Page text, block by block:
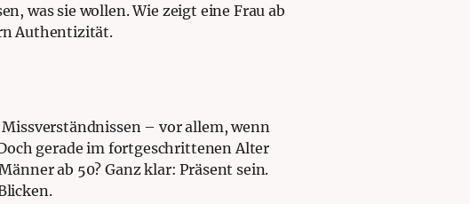
was sie wollen. Wie zeigt eine Frau ab
Authentizität.
– vor allem, wenn
gerade im fortgeschrittenen Alter
ab 50? Ganz klar: Präsent sein.